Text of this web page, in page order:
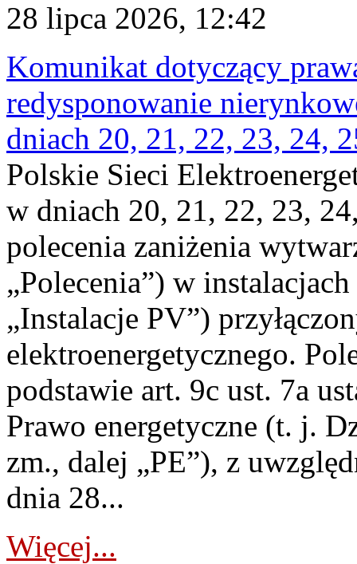
28 lipca 2026, 12:42
Komunikat dotyczący
redysponowanie
dniach 20, 21, 22, 23, 24,
Polskie Sieci
w dniach 20, 21, 22, 23,
polecenia zaniżenia
„Polecenia”) w
„Instalacje PV”)
elektroenergetycznego.
podstawie art. 9c ust. 7a
Prawo energetyczne (t. j.
zm., dalej „PE”), z
dnia 28...
Więcej...